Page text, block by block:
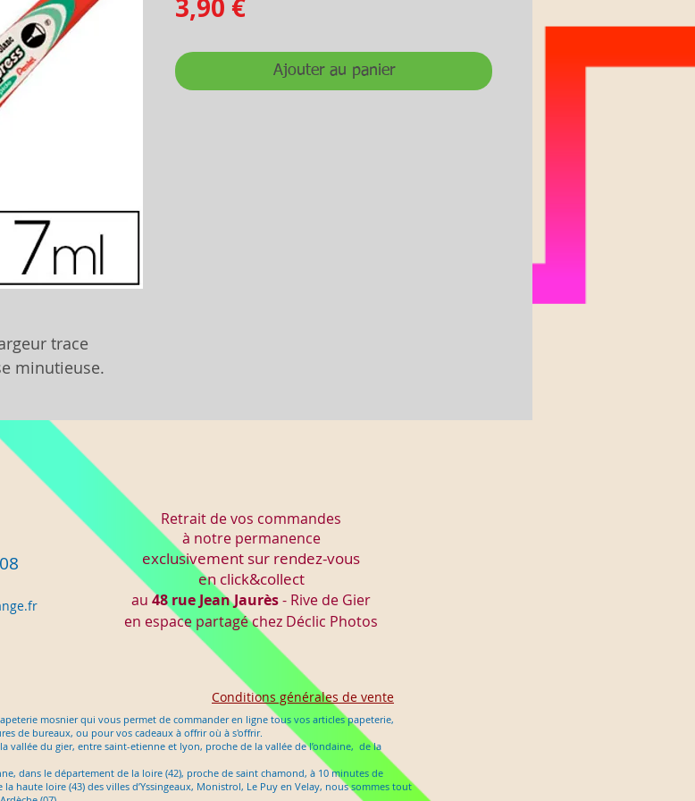
trace
minutieuse.
3,90 €Prix
Ajouter au panier
Retrait de vos commandes
à notre permanence
exclusivement sur rendez-vous
en click&collect
au 48 rue Jean Jaurès- Rive de Gier
en espace partagé chez Déclic Photos
Conditions générales de vente
mosnier qui vous permet de commander en ligne tous vos articles papeterie,
de bureaux, ou pour vos cadeaux à offrir où à s'offrir.
vallée du gier, entre saint-etienne et lyon, proche de la vallée de l’ondaine, de la
dans le département de la loire (42), proche de saint chamond, à 10 minutes de
haute loire (43) des villes d’Yssingeaux, Monistrol, Le Puy en Velay, nous sommes tout